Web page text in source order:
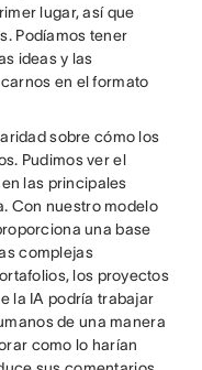
lugar, así que
Podíamos tener
ideas y las
en el formato
sobre cómo los
Pudimos ver el
las principales
Con nuestro modelo
una base
complejas
los proyectos
la IA podría trabajar
de una manera
como lo harían